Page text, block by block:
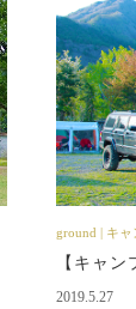
ground | キャ
【キャ
2019.5.27